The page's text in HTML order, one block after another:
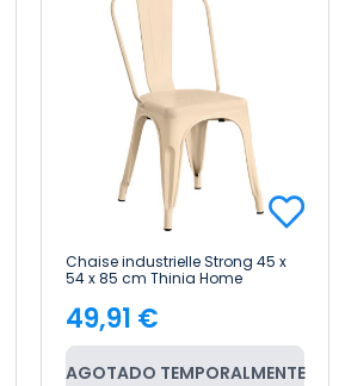
Chaise industrielle Strong 45 x
54 x 85 cm Thinia Home
Price
49,91 €
AGOTADO TEMPORALMENTE